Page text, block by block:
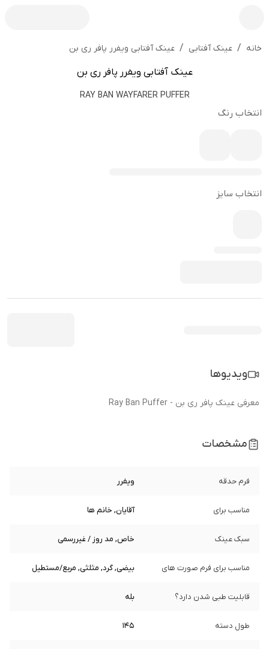
خانه / عینک آفتابی / عینک آفتابی ویفرر پافر ری بن
عینک آفتابی ویفرر پافر ری بن
RAY BAN WAYFARER PUFFER
انتخاب رنگ
انتخاب سایز
ویدیوها
معرفی عینک پافر ری بن - Ray Ban Puffer
مشخصات
فرم حدقه ویفرر
مناسب برای آقایان, خانم ها
سبک عینک خاص, مد روز / غیررسمی
مناسب برای فرم صورت های بیضی, گرد, مثلثی, مربع/مستطیل
قابلیت طبی شدن دارد؟ بله
طول دسته 145